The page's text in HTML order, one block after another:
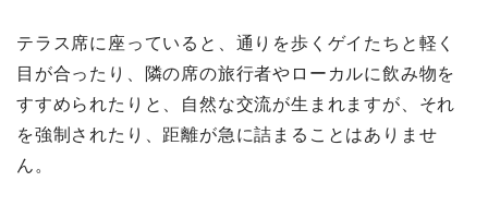
テラス席に座っていると、通りを歩くゲイたちと軽く
目が合ったり、隣の席の旅行者やローカルに飲み物を
すすめられたりと、自然な交流が生まれますが、それ
を強制されたり、距離が急に詰まることはありませ
ん。